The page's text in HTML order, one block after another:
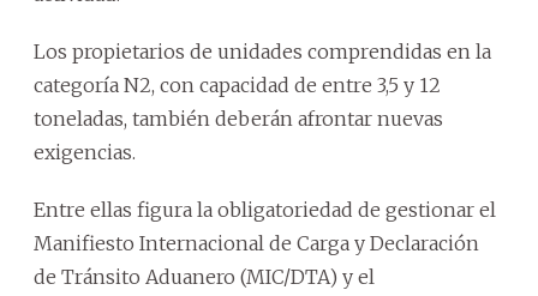
Los propietarios de unidades comprendidas en la
categoría N2, con capacidad de entre 3,5 y 12
toneladas, también deberán afrontar nuevas
exigencias.
Entre ellas figura la obligatoriedad de gestionar el
Manifiesto Internacional de Carga y Declaración
de Tránsito Aduanero (MIC/DTA) y el